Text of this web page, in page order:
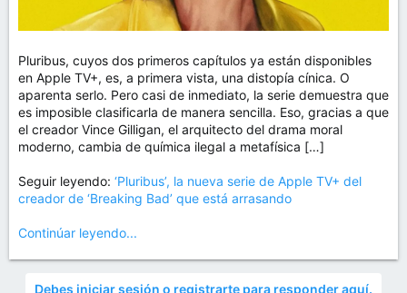
Pluribus, cuyos dos primeros capítulos ya están disponibles
en Apple TV+, es, a primera vista, una distopía cínica. O
aparenta serlo. Pero casi de inmediato, la serie demuestra que
es imposible clasificarla de manera sencilla. Eso, gracias a que
el creador Vince Gilligan, el arquitecto del drama moral
moderno, cambia de química ilegal a metafísica […]
Seguir leyendo: ‘Pluribus’, la nueva serie de Apple TV+ del
creador de ‘Breaking Bad’ que está arrasando
Continúar leyendo...
Debes iniciar sesión o registrarte para responder aquí.